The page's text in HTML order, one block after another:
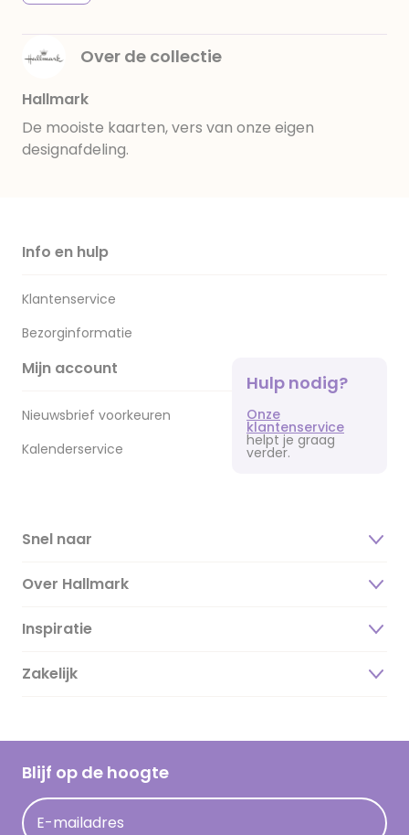
Over de collectie
Hallmark
De mooiste kaarten, vers van onze eigen
designafdeling.
Info en hulp
Klantenservice
Bezorginformatie
Mijn account
Nieuwsbrief voorkeuren
Kalenderservice
Hulp nodig?
Onze
klantenservice
helpt je graag
verder.
Snel naar
Over Hallmark
Over ons
Duurzaamheid
Hallmark Kaartclub
Acties
Inspiratie
Magazine
Cadeau inspiratie
Kaartinspiratie
Zakelijk
Blijf op de hoogte
E-mailadres